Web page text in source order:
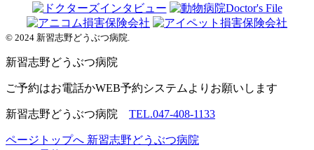
© 2024 新習志野どうぶつ病院.
新習志野どうぶつ病院
ご予約はお電話かWEB予約システムよりお願いします
新習志野どうぶつ病院 TEL.047-408-1133
ページトップへ 新習志野どうぶつ病院